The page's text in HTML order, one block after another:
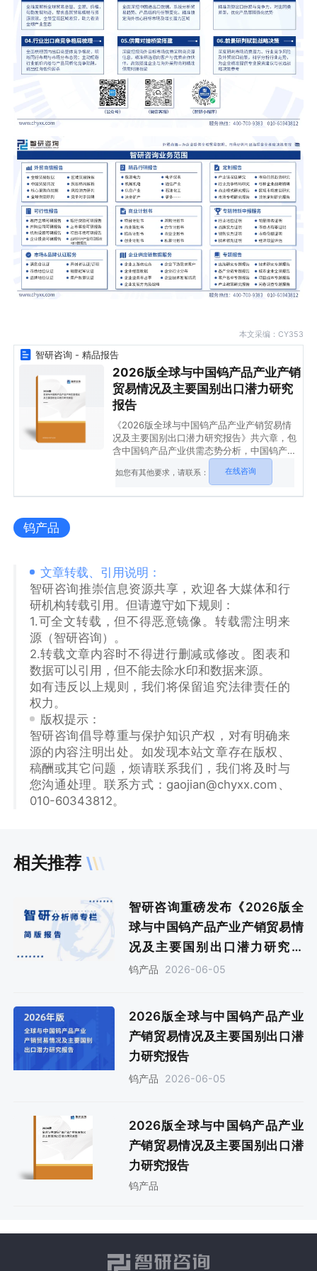
本文采编：CY353
智研咨询 - 精品报告
2026版全球与中国钨产品产业产销
贸易情况及主要国别出口潜力研究
报告
《2026版全球与中国钨产品产业产销贸易情
况及主要国别出口潜力研究报告》共六章，包
含中国钨产品产业供需态势分析，中国钨产品
产业贸易态势分析，钨产品出口——目标市场
消费潜力评估等内容。
如您有其他要求，请联系： 在线咨询
钨产品
文章转载、引用说明：
智研咨询推崇信息资源共享，欢迎各大媒体和行
研机构转载引用。但请遵守如下规则：
1.可全文转载，但不得恶意镜像。转载需注明来
源（智研咨询）。
2.转载文章内容时不得进行删减或修改。图表和
数据可以引用，但不能去除水印和数据来源。
如有违反以上规则，我们将保留追究法律责任的
权力。
版权提示：
智研咨询倡导尊重与保护知识产权，对有明确来
源的内容注明出处。如发现本站文章存在版权、
稿酬或其它问题，烦请联系我们，我们将及时与
您沟通处理。联系方式：gaojian@chyxx.com、
010-60343812。
相关推荐
智研咨询重磅发布《2026版全
球与中国钨产品产业产销贸易情
况及主要国别出口潜力研究报
告》
钨产品 2026-06-05
2026版全球与中国钨产品产业
产销贸易情况及主要国别出口潜
力研究报告
钨产品 2026-06-05
2026版全球与中国钨产品产业
产销贸易情况及主要国别出口潜
力研究报告
钨产品